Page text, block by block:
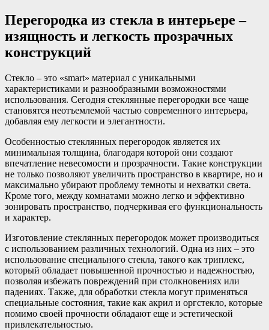
Перегородка из стекла в интерьере –
изящность и легкость прозрачных
конструкций
Стекло – это «smart» материал с уникальными
характеристиками и разнообразными возможностями
использования. Сегодня стеклянные перегородки все чаще
становятся неотъемлемой частью современного интерьера,
добавляя ему легкости и элегантности.
Особенностью стеклянных перегородок является их
минимальная толщина, благодаря которой они создают
впечатление невесомости и прозрачности. Такие конструкции
не только позволяют увеличить пространство в квартире, но и
максимально убирают проблему темноты и нехватки света.
Кроме того, между комнатами можно легко и эффективно
зонировать пространство, подчеркивая его функциональность
и характер.
Изготовление стеклянных перегородок может производиться
с использованием различных технологий. Одна из них – это
использование специального стекла, такого как триплекс,
который обладает повышенной прочностью и надежностью,
позволяя избежать повреждений при столкновениях или
падениях. Также, для обработки стекла могут применяться
специальные состояния, такие как акрил и оргстекло, которые
помимо своей прочности обладают еще и эстетической
привлекательностью.